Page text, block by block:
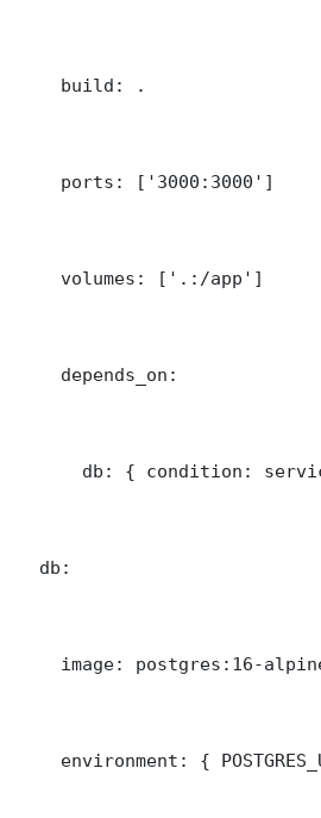
    build: .
    ports: ['3000:3000']
    volumes: ['.:/app']
    depends_on:
db: { condition:
  db:
image: postgres:16-
environment: {